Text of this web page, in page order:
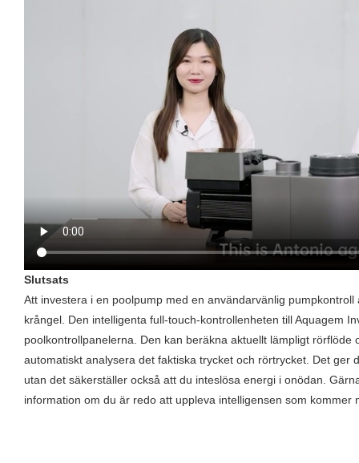
Slutsats
Att investera i en poolpump med en användarvänlig
krångel. Den intelligenta full-touch-kontrollenheten till Aquagem
poolkontrollpanelerna. Den kan beräkna aktuellt lämpligt rörflöde
automatiskt analysera det faktiska trycket och rörtrycket. Det ger
utan det säkerställer också att du inteslösa energi i onödan.
information om du är redo att uppleva intelligensen som kommer